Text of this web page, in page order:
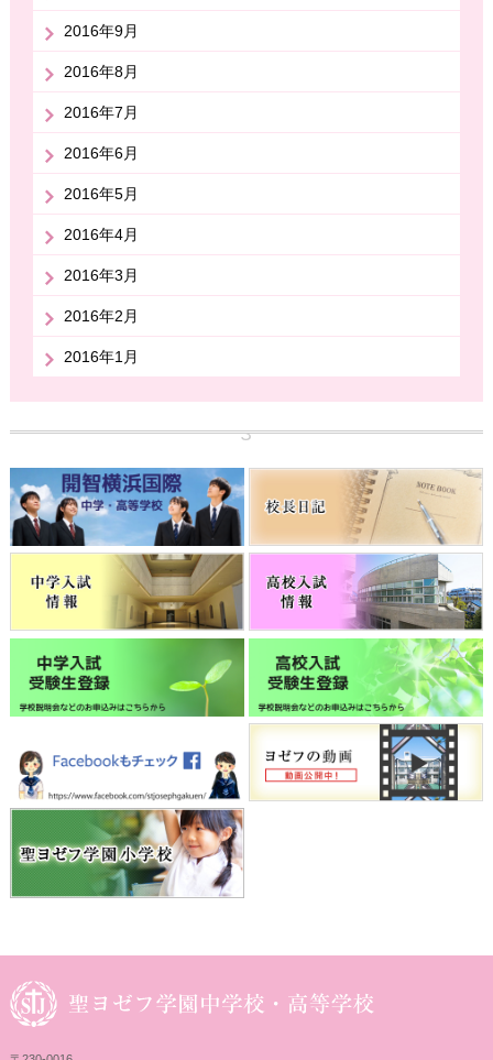
2016年9月
2016年8月
2016年7月
2016年6月
2016年5月
2016年4月
2016年3月
2016年2月
2016年1月